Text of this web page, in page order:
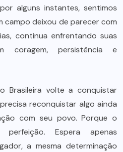
alguns instantes, sentimos
campo deixou de parecer com
continua enfrentando suas
coragem, persistência e
Brasileira volte a conquistar
reconquistar algo ainda
com seu povo. Porque o
Espera apenas
a mesma determinação